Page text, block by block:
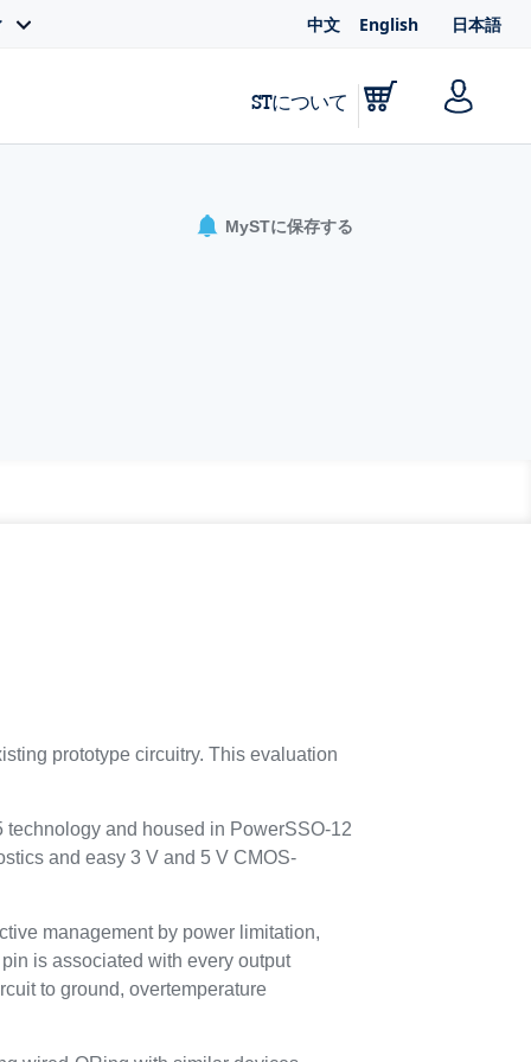
中文 English 日本語
STについて
MySTに保存する
prototype circuitry. This evaluation
and housed in PowerSSO-12
and easy 3 V and 5 V CMOS-
management by power limitation,
is associated with every output
to ground, overtemperature